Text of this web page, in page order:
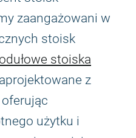
zaangażowani w
stoisk
stoiska
z
użytku i